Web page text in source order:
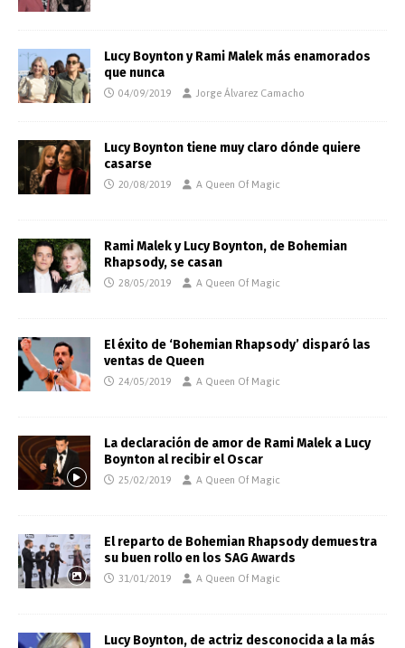
Lucy Boynton y Rami Malek más enamorados
que nunca
04/09/2019 Jorge Álvarez Camacho
Lucy Boynton tiene muy claro dónde quiere
casarse
20/08/2019 A Queen Of Magic
Rami Malek y Lucy Boynton, de Bohemian
Rhapsody, se casan
28/05/2019 A Queen Of Magic
El éxito de ‘Bohemian Rhapsody’ disparó las
ventas de Queen
24/05/2019 A Queen Of Magic
La declaración de amor de Rami Malek a Lucy
Boynton al recibir el Oscar
25/02/2019 A Queen Of Magic
El reparto de Bohemian Rhapsody demuestra
su buen rollo en los SAG Awards
31/01/2019 A Queen Of Magic
Lucy Boynton, de actriz desconocida a la más